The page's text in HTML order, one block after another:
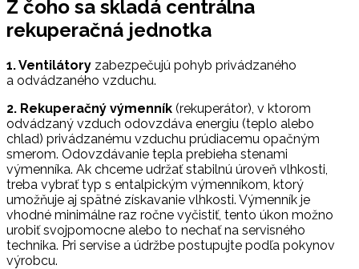
Z čoho sa skladá centrálna
rekuperačná jednotka
1. Ventilátory zabezpečujú pohyb privádzaného
a odvádzaného vzduchu.
2. Rekuperačný výmenník (rekuperátor), v ktorom
odvádzaný vzduch odovzdáva energiu (teplo alebo
chlad) privádzanému vzduchu prúdiacemu opačným
smerom. Odovzdávanie tepla prebieha stenami
výmenníka. Ak chceme udržať stabilnú úroveň vlhkosti,
treba vybrať typ s entalpickým výmenníkom, ktorý
umožňuje aj spätné získavanie vlhkosti. Výmenník je
vhodné minimálne raz ročne vyčistiť, tento úkon možno
urobiť svojpomocne alebo to nechať na servisného
technika. Pri servise a údržbe postupujte podľa pokynov
výrobcu.